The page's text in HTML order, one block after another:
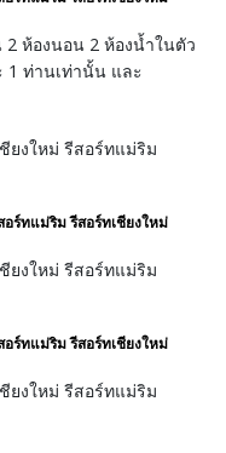
2 ห้องนอน 2 ห้องน้ำในตัว
1 ท่านเท่านั้น และ
ร์ทแม่ริม รีสอร์ทเชียงใหม่
ร์ทแม่ริม รีสอร์ทเชียงใหม่